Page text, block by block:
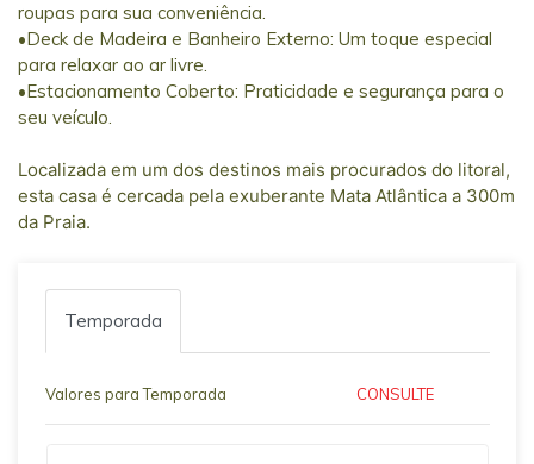
roupas para sua conveniência.
•Deck de Madeira e Banheiro Externo: Um toque especial
para relaxar ao ar livre.
•Estacionamento Coberto: Praticidade e segurança para o
seu veículo.
Localizada em um dos destinos mais procurados do litoral,
esta casa é cercada pela exuberante Mata Atlântica a 300m
da Praia.
Temporada
Valores para Temporada CONSULTE